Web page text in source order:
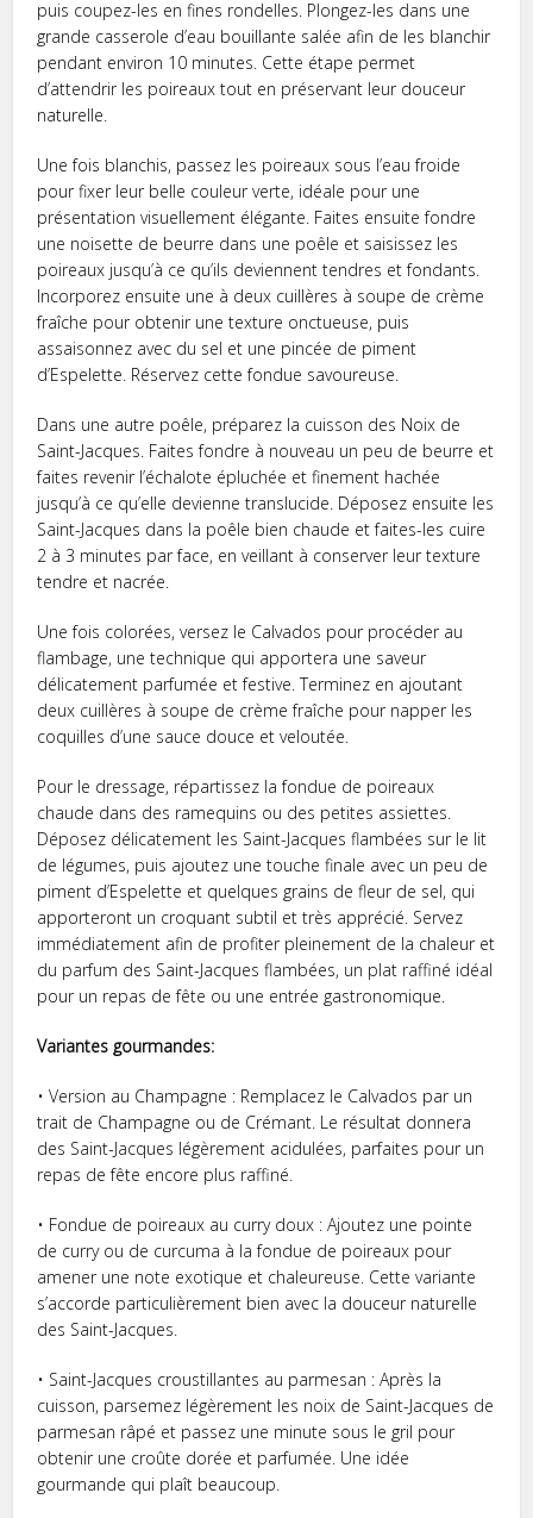
puis coupez-les en fines rondelles. Plongez-les dans une
grande casserole d’eau bouillante salée afin de les blanchir
pendant environ 10 minutes. Cette étape permet
d’attendrir les poireaux tout en préservant leur douceur
naturelle.
Une fois blanchis, passez les poireaux sous l’eau froide
pour fixer leur belle couleur verte, idéale pour une
présentation visuellement élégante. Faites ensuite fondre
une noisette de beurre dans une poêle et saisissez les
poireaux jusqu’à ce qu’ils deviennent tendres et fondants.
Incorporez ensuite une à deux cuillères à soupe de crème
fraîche pour obtenir une texture onctueuse, puis
assaisonnez avec du sel et une pincée de piment
d’Espelette. Réservez cette fondue savoureuse.
Dans une autre poêle, préparez la cuisson des Noix de
Saint-Jacques. Faites fondre à nouveau un peu de beurre et
faites revenir l’échalote épluchée et finement hachée
jusqu’à ce qu’elle devienne translucide. Déposez ensuite les
Saint-Jacques dans la poêle bien chaude et faites-les cuire
2 à 3 minutes par face, en veillant à conserver leur texture
tendre et nacrée.
Une fois colorées, versez le Calvados pour procéder au
flambage, une technique qui apportera une saveur
délicatement parfumée et festive. Terminez en ajoutant
deux cuillères à soupe de crème fraîche pour napper les
coquilles d’une sauce douce et veloutée.
Pour le dressage, répartissez la fondue de poireaux
chaude dans des ramequins ou des petites assiettes.
Déposez délicatement les Saint-Jacques flambées sur le lit
de légumes, puis ajoutez une touche finale avec un peu de
piment d’Espelette et quelques grains de fleur de sel, qui
apporteront un croquant subtil et très apprécié. Servez
immédiatement afin de profiter pleinement de la chaleur et
du parfum des Saint-Jacques flambées, un plat raffiné idéal
pour un repas de fête ou une entrée gastronomique.
Variantes gourmandes:
• Version au Champagne : Remplacez le Calvados par un
trait de Champagne ou de Crémant. Le résultat donnera
des Saint-Jacques légèrement acidulées, parfaites pour un
repas de fête encore plus raffiné.
• Fondue de poireaux au curry doux : Ajoutez une pointe
de curry ou de curcuma à la fondue de poireaux pour
amener une note exotique et chaleureuse. Cette variante
s’accorde particulièrement bien avec la douceur naturelle
des Saint-Jacques.
• Saint-Jacques croustillantes au parmesan : Après la
cuisson, parsemez légèrement les noix de Saint-Jacques de
parmesan râpé et passez une minute sous le gril pour
obtenir une croûte dorée et parfumée. Une idée
gourmande qui plaît beaucoup.